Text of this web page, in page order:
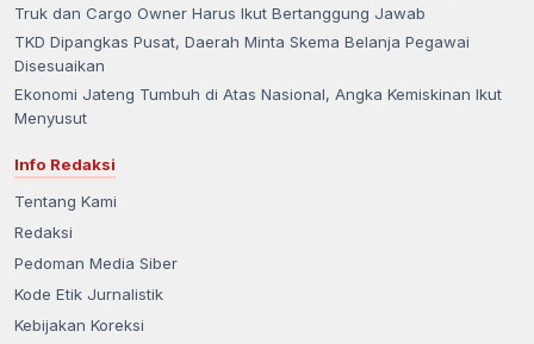
Truk dan Cargo Owner Harus Ikut Bertanggung Jawab
TKD Dipangkas Pusat, Daerah Minta Skema Belanja Pegawai
Disesuaikan
Ekonomi Jateng Tumbuh di Atas Nasional, Angka Kemiskinan Ikut
Menyusut
Info Redaksi
Tentang Kami
Redaksi
Pedoman Media Siber
Kode Etik Jurnalistik
Kebijakan Koreksi